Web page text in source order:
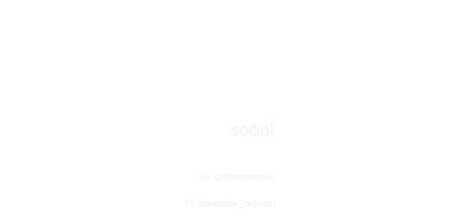
social
IG glitterzenreiki
IG borealba_artisan